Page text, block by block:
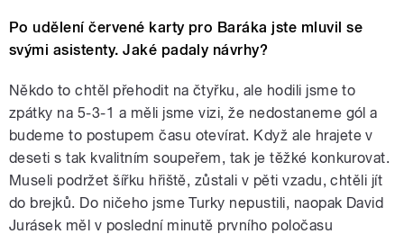
Po udělení červené karty pro Baráka jste mluvil se
svými asistenty. Jaké padaly návrhy?
Někdo to chtěl přehodit na čtyřku, ale hodili jsme to
zpátky na 5-3-1 a měli jsme vizi, že nedostaneme gól a
budeme to postupem času otevírat. Když ale hrajete v
deseti s tak kvalitním soupeřem, tak je těžké konkurovat.
Museli podržet šířku hřiště, zůstali v pěti vzadu, chtěli jít
do brejků. Do ničeho jsme Turky nepustili, naopak David
Jurásek měl v poslední minutě prvního poločasu